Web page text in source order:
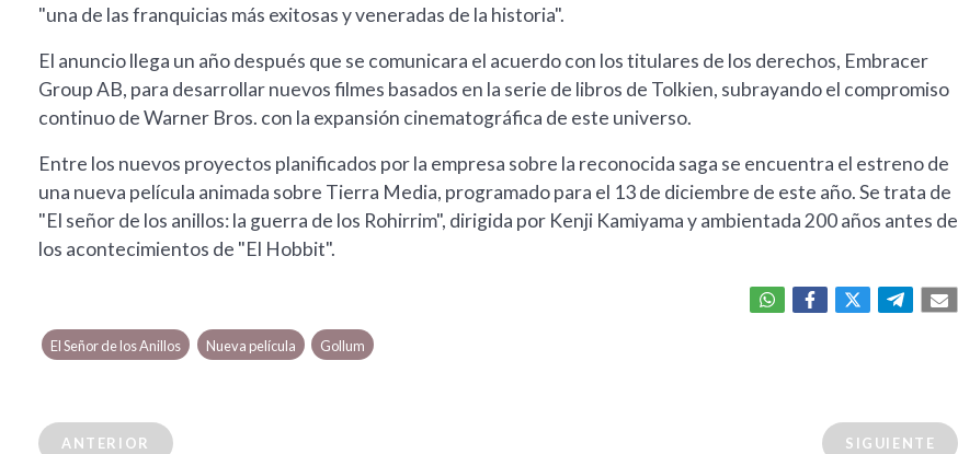
"una de las franquicias más exitosas y veneradas de la historia".
El anuncio llega un año después que se comunicara el acuerdo con los titulares de los derechos, Embracer
Group AB, para desarrollar nuevos filmes basados en la serie de libros de Tolkien, subrayando el compromiso
continuo de Warner Bros. con la expansión cinematográfica de este universo.
Entre los nuevos proyectos planificados por la empresa sobre la reconocida saga se encuentra el estreno de
una nueva película animada sobre Tierra Media, programado para el 13 de diciembre de este año. Se trata de
"El señor de los anillos: la guerra de los Rohirrim", dirigida por Kenji Kamiyama y ambientada 200 años antes de
los acontecimientos de "El Hobbit".
El Señor de los Anillos Nueva película Gollum
ANTERIOR SIGUIENTE